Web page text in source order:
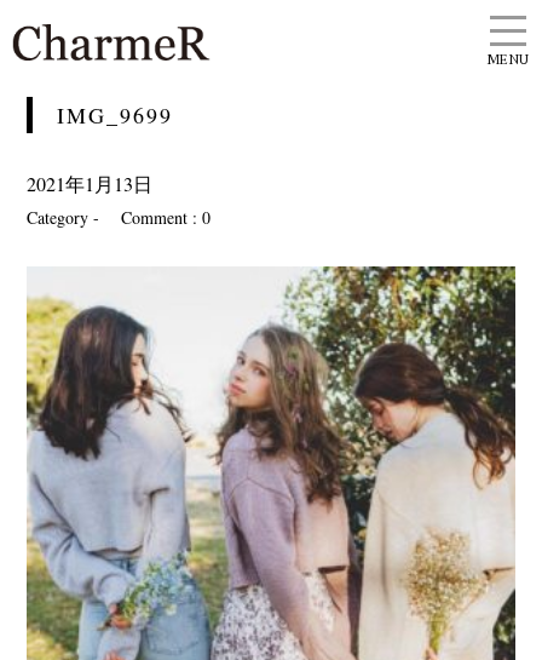
MENU
IMG_9699
2021年1月13日
Category - Comment : 0